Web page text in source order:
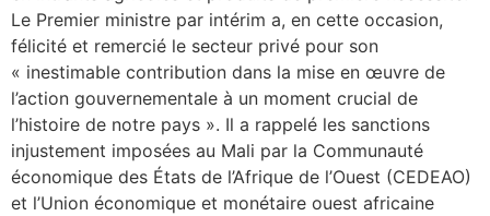
Le Premier ministre par intérim a, en cette occasion,
félicité et remercié le secteur privé pour son
« inestimable contribution dans la mise en œuvre de
l’action gouvernementale à un moment crucial de
l’histoire de notre pays ». Il a rappelé les sanctions
injustement imposées au Mali par la Communauté
économique des États de l’Afrique de l’Ouest (CEDEAO)
et l’Union économique et monétaire ouest africaine